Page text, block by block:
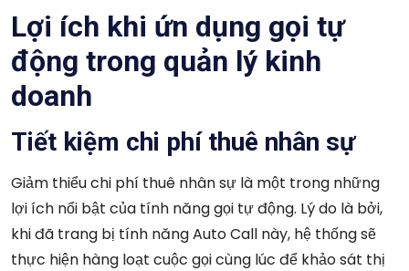
Lợi ích khi ứn dụng gọi tự
động trong quản lý kinh
doanh
Tiết kiệm chi phí thuê nhân sự
Giảm thiểu chi phí thuê nhân sự là một trong những
lợi ích nổi bật của tính năng gọi tự động. Lý do là bởi,
khi đã trang bị tính năng Auto Call này, hệ thống sẽ
thực hiện hàng loạt cuộc gọi cùng lúc để khảo sát thị